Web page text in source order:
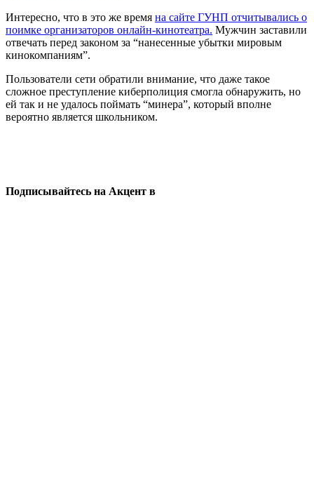
Интересно, что в это же время на сайте ГУНП отчитывались о
поимке организаторов онлайн-кинотеатра. Мужчин заставили
отвечать перед законом за “нанесенные убытки мировым
кинокомпаниям”.
Пользователи сети обратили внимание, что даже такое
сложное преступление киберполиция смогла обнаружить, но
ей так и не удалось поймать “минера”, который вполне
вероятно является школьником.
Подписывайтесь на Акцент в